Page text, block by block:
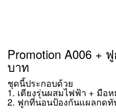
Promotion A006 +
บาท
ชุดนี้ประกอบด้วย
1. เตียงรุ่นผสมไฟฟ้า + มือ
2. ฟูกที่นอนป้องกันแผลกดทั